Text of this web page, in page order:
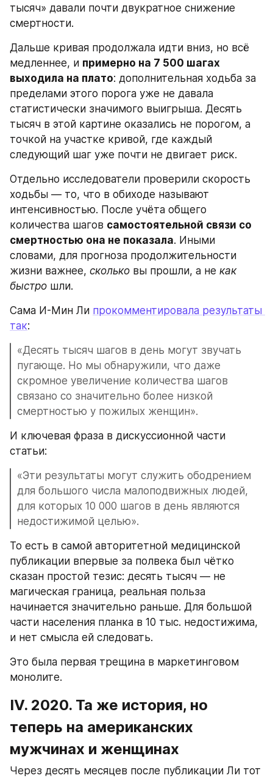
тысяч» давали почти двукратное снижение
смертности.
Дальше кривая продолжала идти вниз, но всё
медленнее, и примерно на 7 500 шагах
выходила на плато: дополнительная ходьба за
пределами этого порога уже не давала
статистически значимого выигрыша. Десять
тысяч в этой картине оказались не порогом, а
точкой на участке кривой, где каждый
следующий шаг уже почти не двигает риск.
Отдельно исследователи проверили скорость
ходьбы — то, что в обиходе называют
интенсивностью. После учёта общего
количества шагов самостоятельной связи со
смертностью она не показала. Иными
словами, для прогноза продолжительности
жизни важнее, сколько вы прошли, а не как
быстро шли.
Сама И-Мин Ли прокомментировала результаты
так:
«Десять тысяч шагов в день могут звучать
пугающе. Но мы обнаружили, что даже
скромное увеличение количества шагов
связано со значительно более низкой
смертностью у пожилых женщин».
И ключевая фраза в дискуссионной части
статьи:
«Эти результаты могут служить ободрением
для большого числа малоподвижных людей,
для которых 10 000 шагов в день являются
недостижимой целью».
То есть в самой авторитетной медицинской
публикации впервые за полвека был чётко
сказан простой тезис: десять тысяч — не
магическая граница, реальная польза
начинается значительно раньше. Для большой
части населения планка в 10 тыс. недостижима,
и нет смысла ей следовать.
Это была первая трещина в маркетинговом
монолите.
IV. 2020. Та же история, но
теперь на американских
мужчинах и женщинах
Через десять месяцев после публикации Ли тот